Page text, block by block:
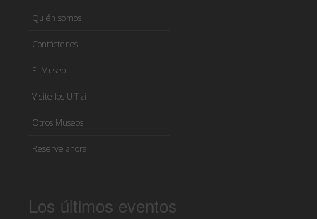
Quién somos
Contáctenos
El Museo
Visite los Uffizi
Otros Museos
Reserve ahora
Los últimos eventos